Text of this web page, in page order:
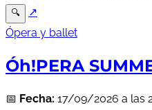
🔍
↗
Ópera y ballet
Óh!PERA
📅 Fecha: 17/09/2026 a las